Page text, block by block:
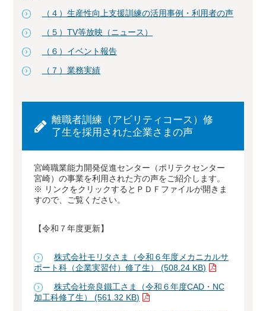
（４）生産性向上支援訓練の活用事例・利用者の声
（５）TV等放映（ニュース）
（６）イベント報告
（７）業務実績
離職者訓練（アビリティコース）修
了生を採用された企業さまの声
宮崎職業能力開発促進センター（ポリテクセンター
宮崎）の事業を利用された方の声をご紹介します。
※ リンクをクリックするとＰＤＦファイルが開きま
すので、ご覧ください。
【令和７年度更新】
株式会社モリタさま（令和６年度メカニカルサ
ポート科（企業実習付）修了生） (508.24 KB)
株式会社奈良鐵工さま（令和６年度CAD・NC
加工科修了生） (561.32 KB)